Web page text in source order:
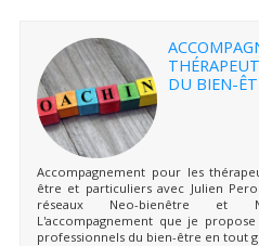
DU BIEN-
Accompagnement pour les
être et particuliers avec Julien
réseaux Neo-bienêtre et
L'accompagnement que je
professionnels du bien-être en tout